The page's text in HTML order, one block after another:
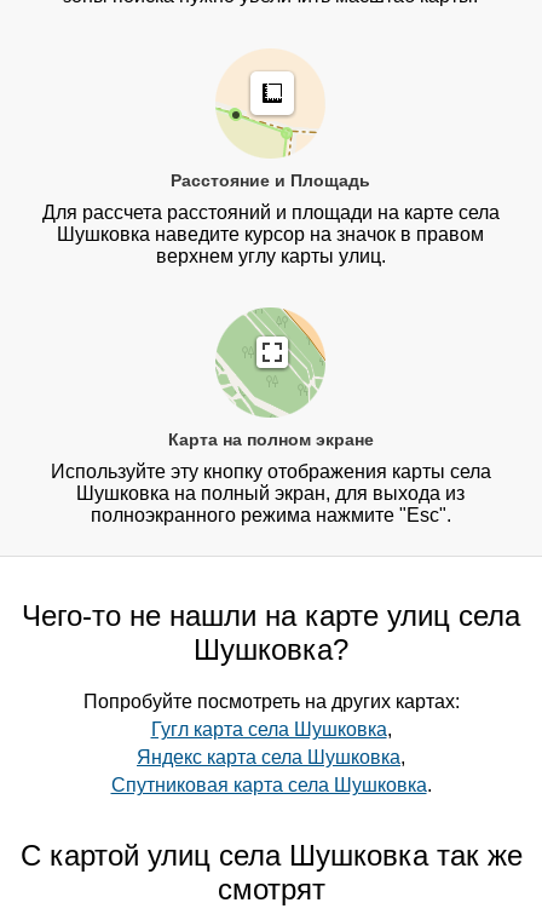
Расстояние и Площадь
Для рассчета расстояний и площади на карте села
Шушковка наведите курсор на значок в правом
верхнем углу карты улиц.
Карта на полном экране
Используйте эту кнопку отображения карты села
Шушковка на полный экран, для выхода из
полноэкранного режима нажмите "Esc".
Чего-то не нашли на карте улиц села
Шушковка?
Попробуйте посмотреть на других картах:
Гугл карта села Шушковка,
Яндекс карта села Шушковка,
Спутниковая карта села Шушковка.
С картой улиц села Шушковка так же
смотрят